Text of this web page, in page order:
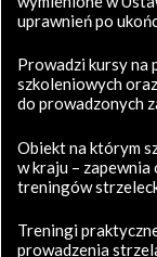
uprawnień po
Prowadzi kursy na
szkoleniowych
do prowadzonych
Obiekt na którym
w kraju –
treningów
Treningi
prowadzenia